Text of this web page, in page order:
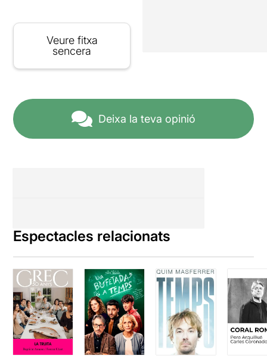
Veure fitxa
sencera
Deixa la teva opinió
Espectacles relacionats